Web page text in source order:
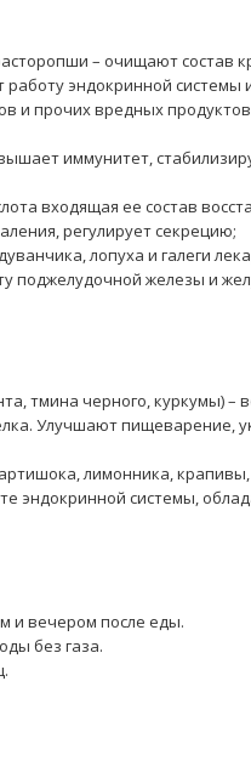
– очищают состав
эндокринной системы
и прочих вредных продуктов
иммунитет,
входящая ее состав
регулирует секрецию;
лопуха и галеги
поджелудочной железы и
тмина черного, куркумы) –
Улучшают пищеварение,
лимонника,
эндокринной системы,
и вечером после еды.
без газа.